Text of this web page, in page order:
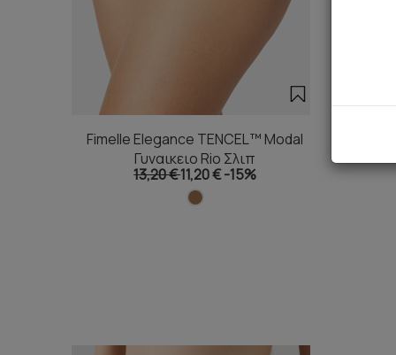
Fimelle Elegance TENCEL™ Modal
Γυναικειο Rio Σλιπ
13,20 €11,20 €-15%